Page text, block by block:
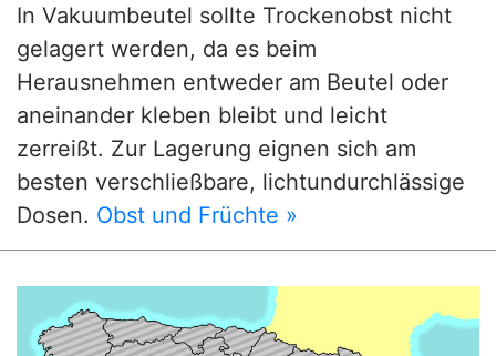
In Vakuumbeutel sollte Trockenobst nicht
gelagert werden, da es beim
Herausnehmen entweder am Beutel oder
aneinander kleben bleibt und leicht
zerreißt. Zur Lagerung eignen sich am
besten verschließbare, lichtundurchlässige
Dosen. Obst und Früchte »